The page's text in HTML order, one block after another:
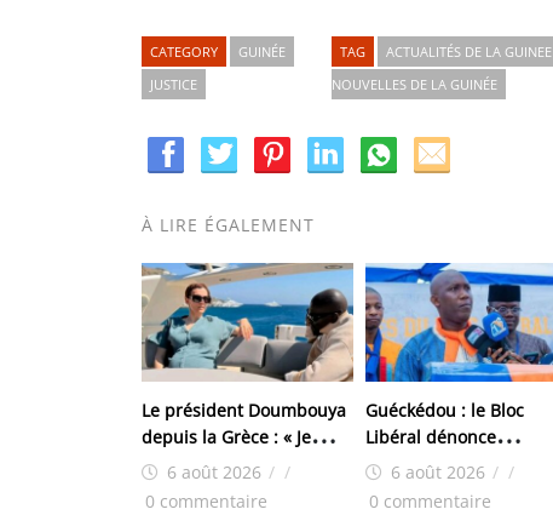
CATEGORY
GUINÉE
JUSTICE
TAG ACTUALITÉS DE LA GUINEE
NOUVELLES DE LA GUINÉE
À LIRE ÉGALEMENT
Le président Doumbouya
depuis la Grèce : « Je
reste, où que je sois, au
service exclusif de notre
6 août 2026 / /
0 commentaire
Guéckédou : le Bloc
Libéral dénonce
l’arrestation de trois de
ses responsables
6 août 2026 / /
0 commentaire